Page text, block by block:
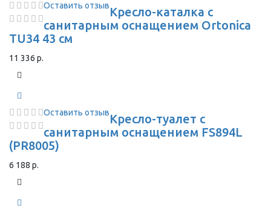
Оставить отзывКресло-каталка с
санитарным оснащением Ortonica
TU34 43 см
11 336 р.
Оставить отзывКресло-туалет с
санитарным оснащением FS894L
(PR8005)
6 188 р.